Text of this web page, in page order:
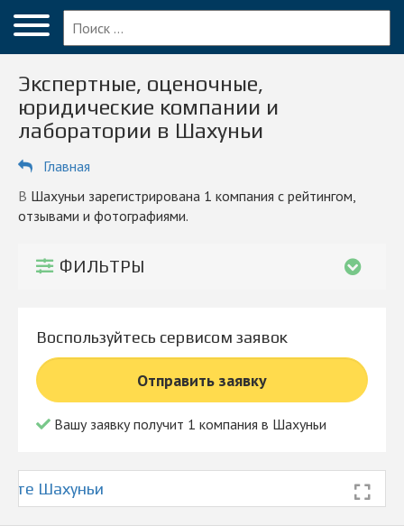
Меню
Главная
Вопрос эксперту
Шахунья
ПОЛЬЗОВАТЕЛЯМ
Суды
КОМПАНИЯМ
© 2026 Все права защищены
Экспертные, оценочные,
юридические компании и
лаборатории в Шахуньи
Главная
в Шахуньи зарегистрирована 1 компания с рейтингом,
отзывами и фотографиями.
ФИЛЬТРЫ
Воспользуйтесь сервисом заявок
Отправить заявку
Вашу заявку получит 1 компания в Шахуньи
Шахуньи